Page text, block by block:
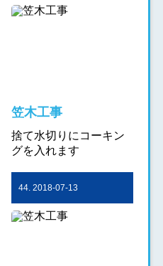
笠木工事
捨て水切りにコーキン
グを入れます
44. 2018-07-13